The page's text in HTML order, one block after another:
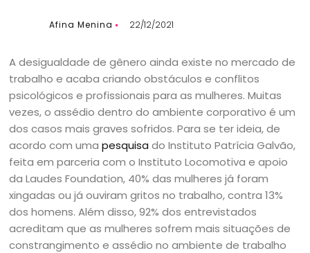
Afina Menina 22/12/2021
A desigualdade de gênero ainda existe no mercado de
trabalho e acaba criando obstáculos e conflitos
psicológicos e profissionais para as mulheres. Muitas
vezes, o assédio dentro do ambiente corporativo é um
dos casos mais graves sofridos. Para se ter ideia, de
acordo com umapesquisa do Instituto Patrícia Galvão,
feita em parceria com o Instituto Locomotiva e apoio
da Laudes Foundation, 40% das mulheres já foram
xingadas ou já ouviram gritos no trabalho, contra 13%
dos homens. Além disso, 92% dos entrevistados
acreditam que as mulheres sofrem mais situações de
constrangimento e assédio no ambiente de trabalho